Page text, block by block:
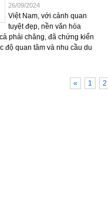
26/09/2024
Việt Nam, với cảnh quan
tuyệt đẹp, nền văn hóa
phải chăng, đã chứng kiến
độ quan tâm và nhu cầu du
« 1 2